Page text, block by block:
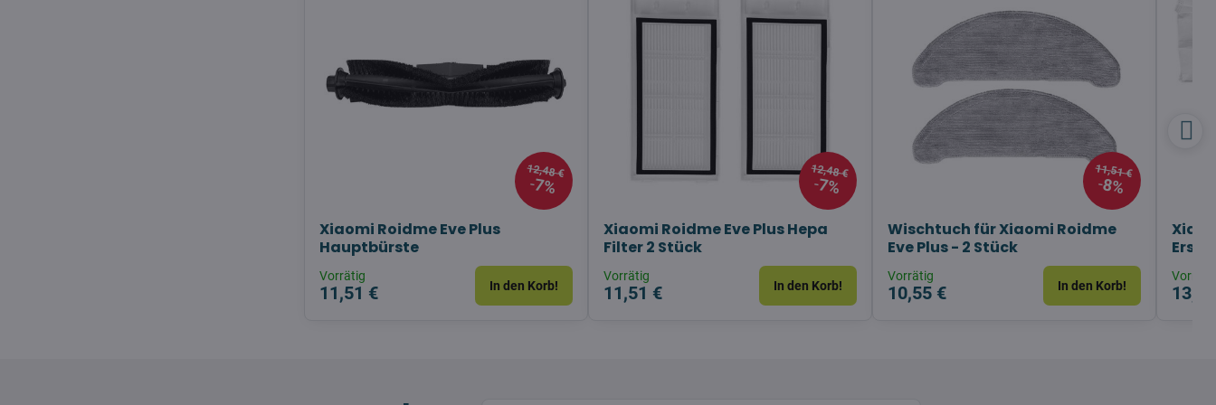
12,48 €
7%
Xiaomi Roidme Eve Plus
Hauptbürste
Vorrätig
11,51 € In den Korb!
12,48 €
7%
Xiaomi Roidme Eve Plus Hepa
Filter 2 Stück
Vorrätig
11,51 € In den Korb!
11,51 €
8%
Wischtuch für Xiaomi Roidme
Eve Plus - 2 Stück
Vorrätig
10,55 € In den Korb!